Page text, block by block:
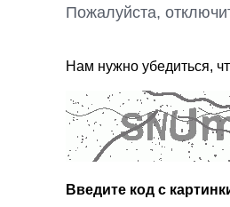
Пожалуйста,
Нам нужно убедиться,
Введите код с